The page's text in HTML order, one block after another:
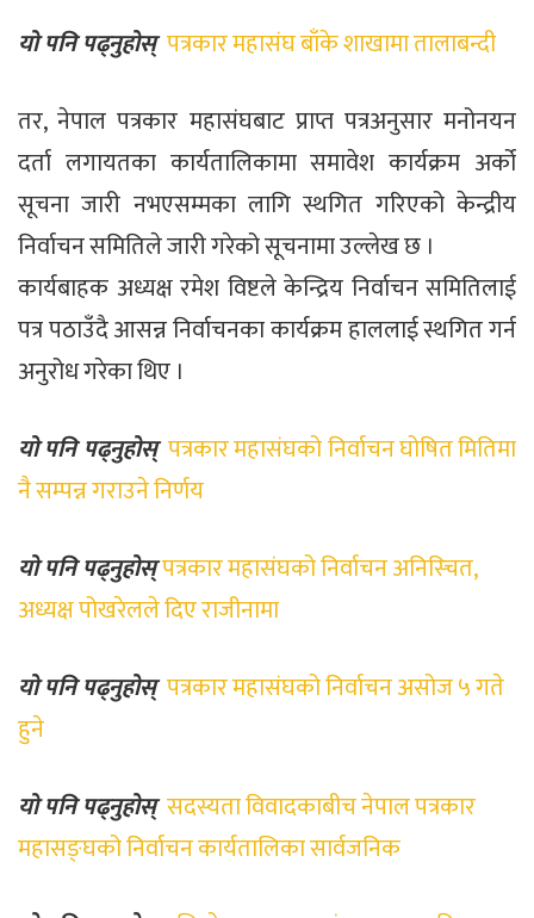
यो पनि पढ्नुहोस्पत्रकार महासंघ बाँके शाखामा तालाबन्दी
तर, नेपाल पत्रकार महासंघबाट प्राप्त पत्रअनुसार मनोनयन
दर्ता लगायतका कार्यतालिकामा समावेश कार्यक्रम अर्को
सूचना जारी नभएसम्मका लागि स्थगित गरिएको केन्द्रीय
निर्वाचन समितिले जारी गरेको सूचनामा उल्लेख छ ।
कार्यबाहक अध्यक्ष रमेश विष्टले केन्द्रिय निर्वाचन समितिलाई
पत्र पठाउँदै आसन्न निर्वाचनका कार्यक्रम हाललाई स्थगित गर्न
अनुरोध गरेका थिए ।
यो पनि पढ्नुहोस्पत्रकार महासंघको निर्वाचन घोषित मितिमा
नै सम्पन्न गराउने निर्णय
यो पनि पढ्नुहोस्पत्रकार महासंघको निर्वाचन अनिस्चित,
अध्यक्ष पोखरेलले दिए राजीनामा
यो पनि पढ्नुहोस्पत्रकार महासंघको निर्वाचन असोज ५ गते
हुने
यो पनि पढ्नुहोस्सदस्यता विवादकाबीच नेपाल पत्रकार
महासङ्घको निर्वाचन कार्यतालिका सार्वजनिक